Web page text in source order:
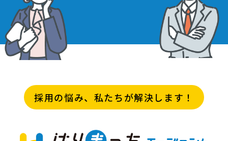
採用の悩み、私たちが解決します！